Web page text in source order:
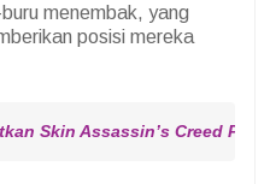
menembak, yang
posisi mereka
Skin Assassin’s Creed P90